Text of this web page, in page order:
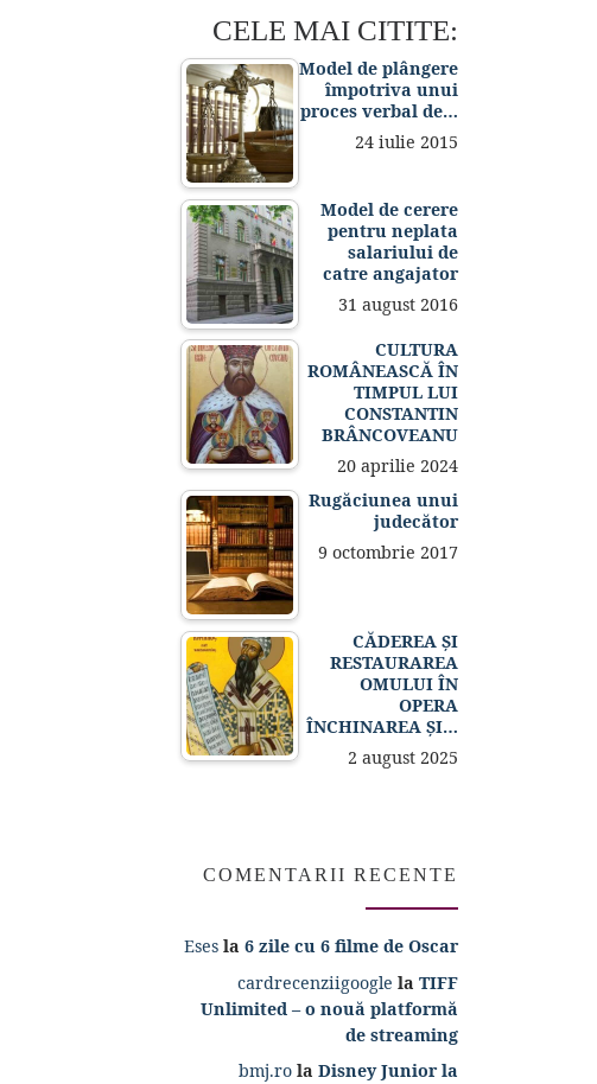
CELE MAI CITITE:
Model de plângere
împotriva unui
proces verbal de…
24 iulie 2015
Model de cerere
pentru neplata
salariului de
catre angajator
31 august 2016
CULTURA
ROMÂNEASCĂ ÎN
TIMPUL LUI
CONSTANTIN
BRÂNCOVEANU
20 aprilie 2024
Rugăciunea unui
judecător
9 octombrie 2017
CĂDEREA ȘI
RESTAURAREA
OMULUI ÎN
OPERA
ÎNCHINAREA ȘI…
2 august 2025
COMENTARII RECENTE
Eses la 6 zile cu 6 filme de Oscar
cardrecenziigoogle la TIFF
Unlimited – o nouă platformă
de streaming
bmj.ro la Disney Junior la